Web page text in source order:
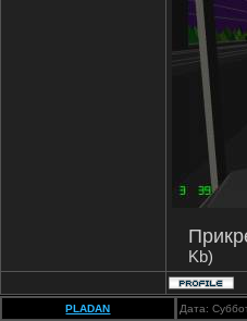
Kb)
PLADAN Дата: